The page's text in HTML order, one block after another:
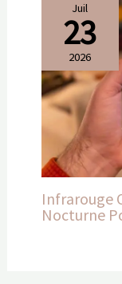
Juil
23
2026
Infrarouge
Nocturne